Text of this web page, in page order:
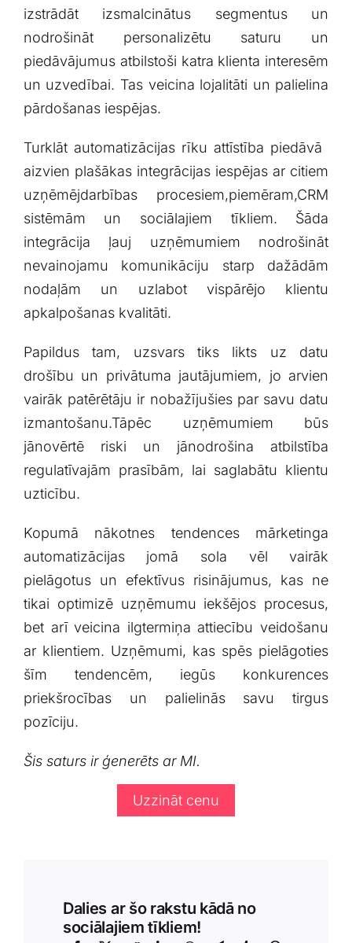
izstrādāt izsmalcinātus⁤ segmentus un
nodrošināt personalizētu ⁤saturu un
piedāvājumus atbilstoši katra klienta interesēm
un uzvedībai. ⁣Tas‌ veicina lojalitāti⁣ un palielina
pārdošanas iespējas.
Turklāt automatizācijas⁤ rīku ‍attīstība piedāvā ​
aizvien plašākas ⁤integrācijas iespējas ar citiem
uzņēmējdarbības procesiem,piemēram,CRM
sistēmām un sociālajiem tīkliem. Šāda
integrācija ļauj uzņēmumiem nodrošināt
nevainojamu​ komunikāciju starp dažādām
nodaļām un uzlabot vispārējo klientu​
apkalpošanas kvalitāti.
Papildus ‍tam,⁣ uzsvars tiks likts uz datu⁢
drošību un privātuma jautājumiem, jo ​arvien⁢
vairāk patērētāju ir nobažījušies par savu datu
izmantošanu.Tāpēc uzņēmumiem būs
jānovērtē ​riski⁢ un⁣ jānodrošina atbilstība
regulatīvajām prasībām,‍ lai saglabātu‌ klientu
uzticību.
Kopumā nākotnes tendences ⁤mārketinga
automatizācijas jomā sola vēl vairāk
pielāgotus un efektīvus risinājumus, kas ne
tikai optimizē uzņēmumu iekšējos procesus,
bet arī veicina ilgtermiņa ⁣attiecību veidošanu
ar klientiem. Uzņēmumi, kas spēs pielāgoties
šīm tendencēm, iegūs konkurences
priekšrocības un ⁢palielinās savu tirgus
pozīciju.
Šis saturs ir ģenerēts ar MI.
Uzzināt cenu
Dalies ar šo rakstu kādā no
sociālajiem tīkliem!